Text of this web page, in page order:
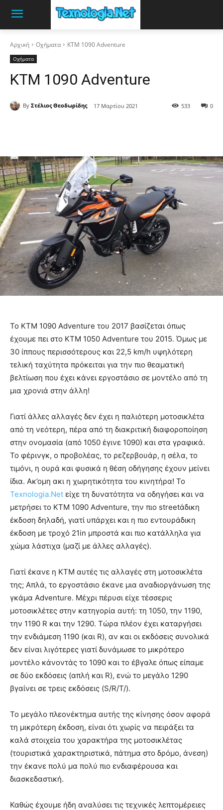
Αρχική Οχήματα KTM 1090 Adventure
Οχήματα
KTM 1090 Adventure
By Στέλιος Θεοδωρίδης 17 Μαρτίου 2021 0
533
Το KTM 1090 Adventure του 2017 βασίζεται όπως
έχουμε πει στο KTM 1050 Adventure του 2015. Όμως με
30 ίππους περισσότερους και 22,5 km/h υψηλότερη
τελική ταχύτητα πρόκειται για την πιο θεαματική
βελτίωση που έχει κάνει εργοστάσιο σε μοντέλο από τη
μια χρονιά στην άλλη!
Γιατί άλλες αλλαγές δεν έχει η παλιότερη μοτοσικλέτα
από τη νεότερη, πέρα από τη διακριτική διαφοροποίηση
στην ονομασία (από 1050 έγινε 1090) και στα γραφικά.
Το φέρινγκ, ο προβολέας, το ρεζερβουάρ, η σέλα, το
τιμόνι, η ουρά και φυσικά η θέση οδήγησης έχουν μείνει
ίδια. Ακ’ομη ακι η χωρητικότητα του κινητήρα! Το
Texnologia.Net είχε τη δυνατότητα να οδηγήσει και να
μετρήσει το KTM 1090 Adventure, την πιο streetάδικη
έκδοση δηλαδή, γιατί υπάρχει και η πιο εντουράδικη
έκδοση με τροχό 21in μπροστά και πιο κατάλληλα για
χώμα λάστιχα (μαζί με άλλες αλλαγές).
Γιατί έκανε η ΚΤΜ αυτές τις αλλαγές στη μοτοσικλέτα
της; Απλά, το εργοστάσιο έκανε μια αναδιοργάνωση της
γκάμα Adventure. Μέχρι πέρυσι είχε τέσσερις
μοτοσικλέτες στην κατηγορία αυτή: τη 1050, την 1190,
την 1190 R και την 1290. Τώρα πλέον έχει καταργήσει
την ενδιάμεση 1190 (και R), αν και οι εκδόσεις συνολικά
δεν είναι λιγότερες γιατί δυνάμωσε το μικρότερο
μοντέλο κάνοντάς το 1090 και το έβγαλε όπως είπαμε
σε δύο εκδόσεις (απλή και R), ενώ το μεγάλο 1290
βγαίνει σε τρεις εκδόσεις (S/R/T/).
Το μεγάλο πλεονέκτημα αυτής της κίνησης όσον αφορά
τη μικρότερη έκδοση, είναι ότι χωρίς να πειράξει τα
καλά στοιχεία του χαρακτήρα της μοτοσικλέτας
(τουριστικά χαρακτηριστικά, πάτημα στο δρόμο, άνεση)
την έκανε πολύ μα πολύ πιο ενδιαφέρουσα και
διασκεδαστική.
Καθώς έχουμε ήδη αναλύσει τις τεχνικές λεπτομέρειες